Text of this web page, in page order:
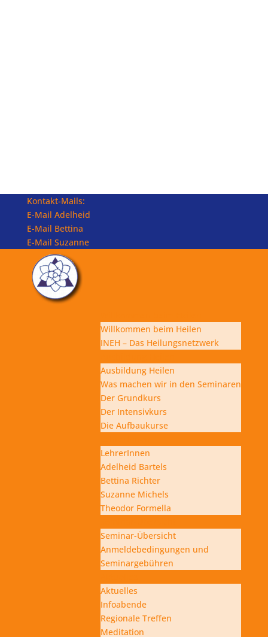
Kontakt-Mails:
E-Mail Adelheid
E-Mail Bettina
E-Mail Suzanne
Willkommen beim Heilen
INEH – Das Heilungsnetzwerk
Ausbildung Heilen
Was machen wir in den Seminaren
Der Grundkurs
Der Intensivkurs
Die Aufbaukurse
LehrerInnen
Adelheid Bartels
Bettina Richter
Suzanne Michels
Theodor Formella
Seminar-Übersicht
Anmeldebedingungen und
Seminargebühren
Aktuelles
Infoabende
Regionale Treffen
Meditation